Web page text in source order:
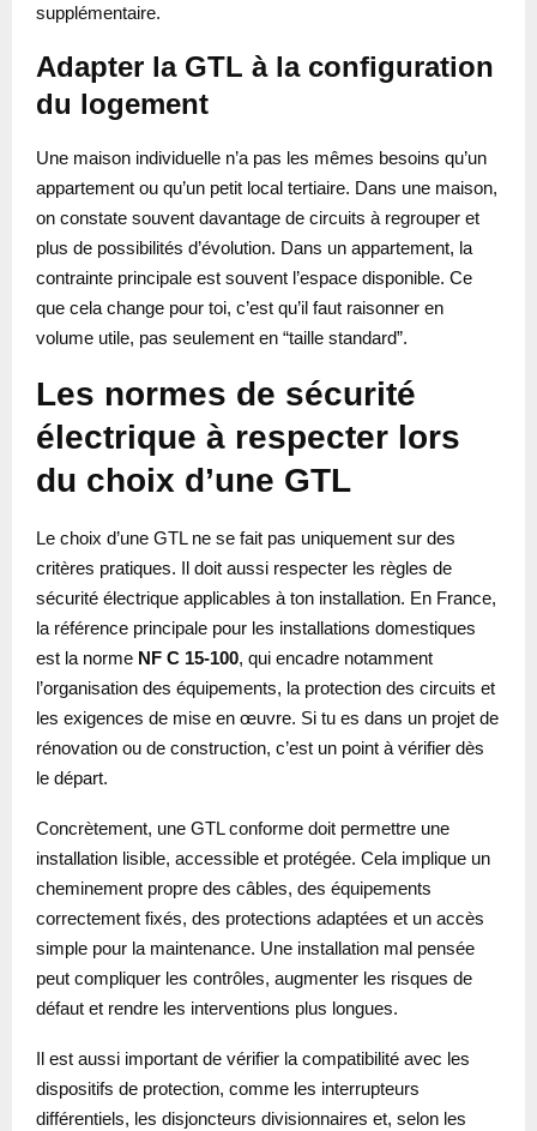
supplémentaire.
Adapter la GTL à la configuration
du logement
Une maison individuelle n’a pas les mêmes besoins qu’un
appartement ou qu’un petit local tertiaire. Dans une maison,
on constate souvent davantage de circuits à regrouper et
plus de possibilités d’évolution. Dans un appartement, la
contrainte principale est souvent l’espace disponible. Ce
que cela change pour toi, c’est qu’il faut raisonner en
volume utile, pas seulement en “taille standard”.
Les normes de sécurité
électrique à respecter lors
du choix d’une GTL
Le choix d’une GTL ne se fait pas uniquement sur des
critères pratiques. Il doit aussi respecter les règles de
sécurité électrique applicables à ton installation. En France,
la référence principale pour les installations domestiques
est la norme NF C 15-100, qui encadre notamment
l’organisation des équipements, la protection des circuits et
les exigences de mise en œuvre. Si tu es dans un projet de
rénovation ou de construction, c’est un point à vérifier dès
le départ.
Concrètement, une GTL conforme doit permettre une
installation lisible, accessible et protégée. Cela implique un
cheminement propre des câbles, des équipements
correctement fixés, des protections adaptées et un accès
simple pour la maintenance. Une installation mal pensée
peut compliquer les contrôles, augmenter les risques de
défaut et rendre les interventions plus longues.
Il est aussi important de vérifier la compatibilité avec les
dispositifs de protection, comme les interrupteurs
différentiels, les disjoncteurs divisionnaires et, selon les